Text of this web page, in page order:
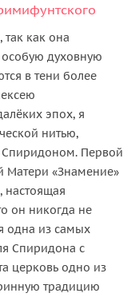
так как она
особую духовную
в тени более
эпох, я
нитью,
Спиридоном. Первой
Матери «Знамение»
настоящая
он никогда не
одна из самых
Спиридона с
церковь одно из
традицию